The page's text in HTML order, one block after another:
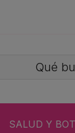
SALUD Y